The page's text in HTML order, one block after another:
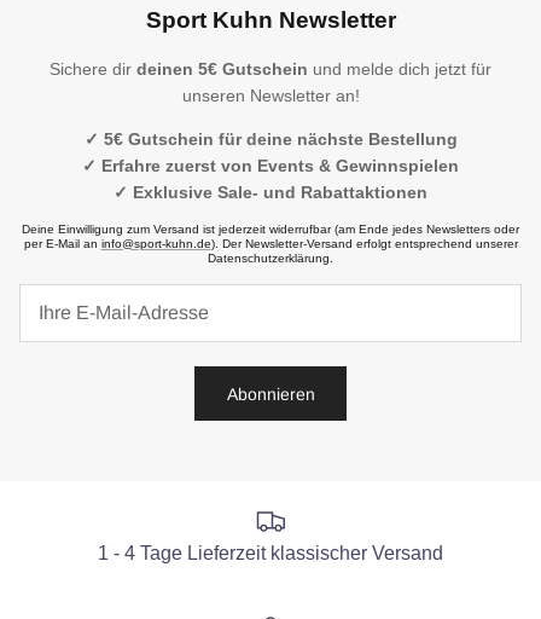
Sport Kuhn Newsletter
Sichere dir deinen 5€ Gutschein und melde dich jetzt für
unseren Newsletter an!
✓ 5€ Gutschein für deine nächste Bestellung
✓ Erfahre zuerst von Events & Gewinnspielen
✓ Exklusive Sale- und Rabattaktionen
Deine Einwilligung zum Versand ist jederzeit widerrufbar (am Ende jedes Newsletters oder
per E-Mail an info@sport-kuhn.de). Der Newsletter-Versand erfolgt entsprechend unserer
Datenschutzerklärung.
Abonnieren
1 - 4 Tage Lieferzeit klassischer Versand